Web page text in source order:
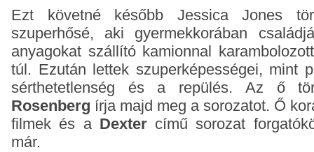
Ezt követné később Jessica Jones
szuperhősé, aki gyermekkorában
anyagokat szállító kamionnal
túl. Ezután lettek szuperképességei, mint
sérthetetlenség és a repülés. Az ő
Rosenberg írja majd meg a sorozatot. Ő
filmek és a Dextercímű sorozat
már.